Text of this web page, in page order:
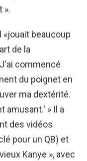
».
beaucoup
de la
commencé
du poignet en
ma dextérité.
amusant.' » Il a
des vidéos
pour un QB) et
Kanye », avec